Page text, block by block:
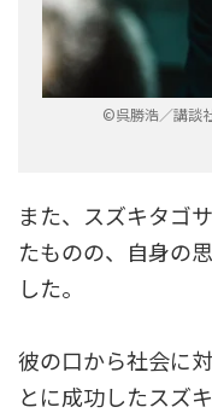
©呉勝浩／講談
また、スズキタゴ
たものの、自身の
した。
彼の口から社会に
とに成功したスズ